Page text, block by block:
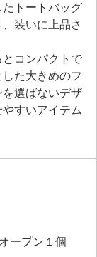
トートバッグ
装いに上品さ
コンパクトで
た大きめのフ
選ばないデザ
すいアイテム
ープン１個